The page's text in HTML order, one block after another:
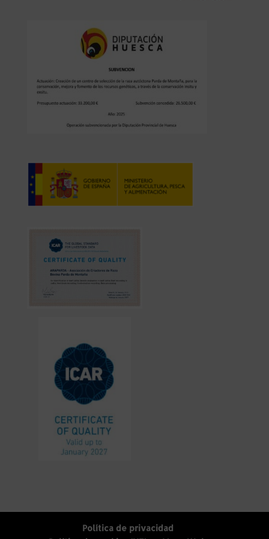
Política de privacidad